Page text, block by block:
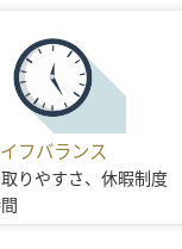
フバランス
りやすさ、休暇制度